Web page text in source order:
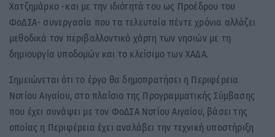
Χατζημάρκο -και με την ιδιότητά του ως Προέδρου του
ΦοΔΣΑ- συνεργασία που τα τελευταία πέντε χρόνια αλλάζει
μεθοδικά τον περιβαλλοντικό χάρτη των νησιών με τη
δημιουργία υποδομών και το κλείσιμο των ΧΑΔΑ.
Σημειώνεται ότι το έργο θα δημοπρατήσει η Περιφέρεια
Νοτίου Αιγαίου, στο πλαίσιο της Προγραμματικής Σύμβασης
που έχει συνάψει με τον ΦοΔΣΑ Νοτίου Αιγαίου, βάσει της
οποίας η Περιφέρεια έχει αναλάβει την τεχνική υποστήριξη